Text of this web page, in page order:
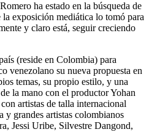
ha estado en la búsqueda de
la exposición mediática lo tomó para
y claro está, seguir creciendo
(reside en Colombia) para
venezolano su nueva propuesta en
temas, su propio estilo, y una
la mano con el productor Yohan
artistas de talla internacional
grandes artistas colombianos
Jessi Uribe, Silvestre Dangond,